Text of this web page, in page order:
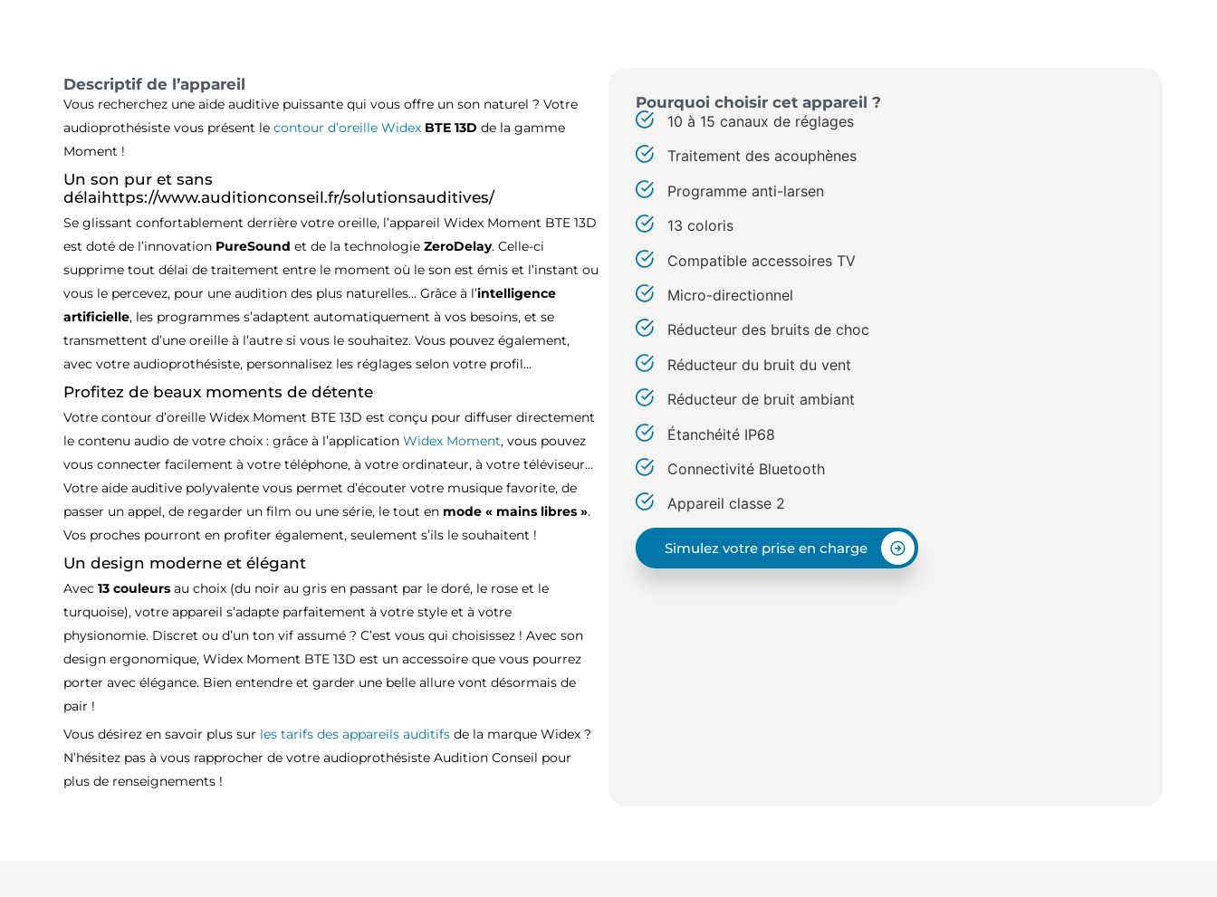
Descriptif de l’appareil
Vous recherchez une aide auditive puissante qui vous offre un son naturel ? Votre
audioprothésiste vous présent le contour d’oreille Widex BTE 13D de la gamme
Moment !
Un son pur et sans
délaihttps://www.auditionconseil.fr/solutionsauditives/
Se glissant confortablement derrière votre oreille, l’appareil Widex Moment BTE 13D
est doté de l’innovation PureSound et de la technologie ZeroDelay. Celle-ci
supprime tout délai de traitement entre le moment où le son est émis et l’instant ou
vous le percevez, pour une audition des plus naturelles… Grâce à l’intelligence
artificielle, les programmes s’adaptent automatiquement à vos besoins, et se
transmettent d’une oreille à l’autre si vous le souhaitez. Vous pouvez également,
avec votre audioprothésiste, personnalisez les réglages selon votre profil…
Profitez de beaux moments de détente
Votre contour d’oreille Widex Moment BTE 13D est conçu pour diffuser directement
le contenu audio de votre choix : grâce à l’application Widex Moment, vous pouvez
vous connecter facilement à votre téléphone, à votre ordinateur, à votre téléviseur…
Votre aide auditive polyvalente vous permet d’écouter votre musique favorite, de
passer un appel, de regarder un film ou une série, le tout en mode « mains libres ».
Vos proches pourront en profiter également, seulement s’ils le souhaitent !
Un design moderne et élégant
Avec 13 couleurs au choix (du noir au gris en passant par le doré, le rose et le
turquoise), votre appareil s’adapte parfaitement à votre style et à votre
physionomie. Discret ou d’un ton vif assumé ? C’est vous qui choisissez ! Avec son
design ergonomique, Widex Moment BTE 13D est un accessoire que vous pourrez
porter avec élégance. Bien entendre et garder une belle allure vont désormais de
pair !
Vous désirez en savoir plus sur les tarifs des appareils auditifs de la marque Widex ?
N’hésitez pas à vous rapprocher de votre audioprothésiste Audition Conseil pour
plus de renseignements !
Pourquoi choisir cet appareil ?
10 à 15 canaux de réglages
Traitement des acouphènes
Programme anti-larsen
13 coloris
Compatible accessoires TV
Micro-directionnel
Réducteur des bruits de choc
Réducteur du bruit du vent
Réducteur de bruit ambiant
Étanchéité IP68
Connectivité Bluetooth
Appareil classe 2
Simulez votre prise en charge